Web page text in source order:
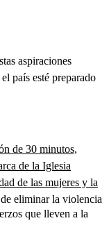
aspiraciones
país esté preparado
de 30 minutos,
de la Iglesia
de las mujeres y la
eliminar la violencia
que lleven a la